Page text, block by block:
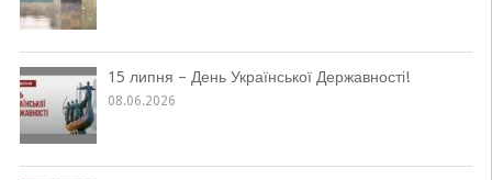
15 липня – День Української Державності!
08.06.2026